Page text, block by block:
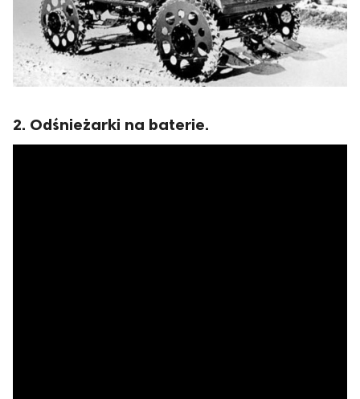
2. Odśnieżarki na baterie.